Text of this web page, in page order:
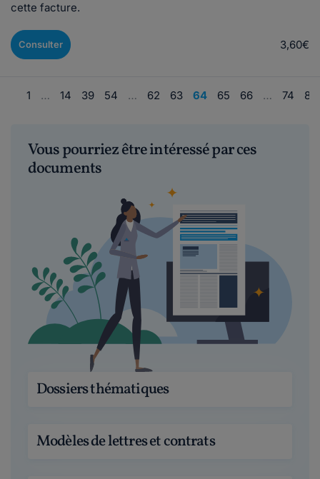
cette facture.
Consulter 3,60€
1 … 14 39 54 … 62 63 64 65 66 … 74 89
Vous pourriez être intéressé par ces
documents
Dossiers thématiques
Modèles de lettres et contrats